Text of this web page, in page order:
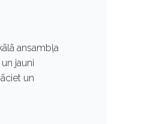
ansambļa
jauni
un